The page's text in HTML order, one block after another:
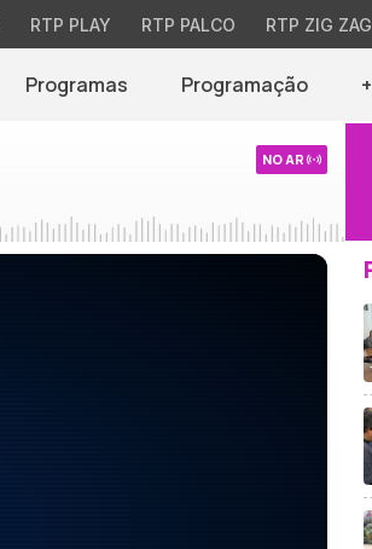
RTP PLAY RTP PALCO RTP ZIG ZAG
Programas Programação
NO AR